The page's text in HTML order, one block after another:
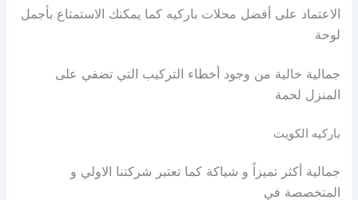
الاعتماد على أفضل محلات باركيه كما يمكنك الاستمتاع بأجمل
لوحة
جمالية خالية من وجود أخطاء التركيب التي تضفي على
المنزل لحمة
باركيه الكويت
جمالية أكثر تميزاً و شياكة كما تعتبر شركتنا الاولي و
المتخصصة في